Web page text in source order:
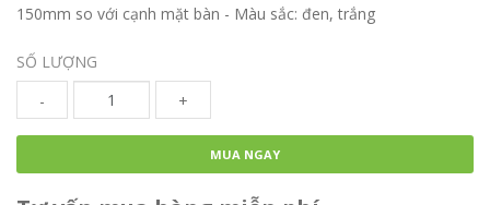
150mm so với cạnh mặt bàn - Màu sắc: đen, trắng
SỐ LƯỢNG
-
+
MUA NGAY